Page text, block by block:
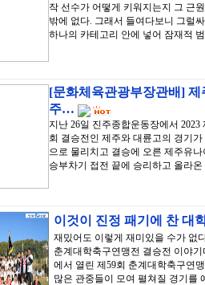
작 선수가 어떻게 키워지는지 그 근
밖에 없다. 그래서 들여다보니 그럴
하나의 카테고리 안에 넣어 잠재적
[문화체육관광부장관배]
주…
지난 26일 진주종합운동장에서
회 결승전인 제주와 대륜고의 경기
으로 물리치고 결승에 오른 제주유
승부차기 접전 끝에 승리하고 올라
이것이 진정 패기에 찬 대
재밌어도 이렇게 재미있을 수가 없
춘계대학축구연맹전 결승전 이야
에서 열린 제59회 춘계대학축구연
많은 관중들이 모여 펼쳐질 경기를